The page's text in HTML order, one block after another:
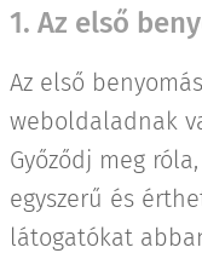
1. Az első
Az első
weboldaladnak
Győződj meg
egyszerű és
látogatókat